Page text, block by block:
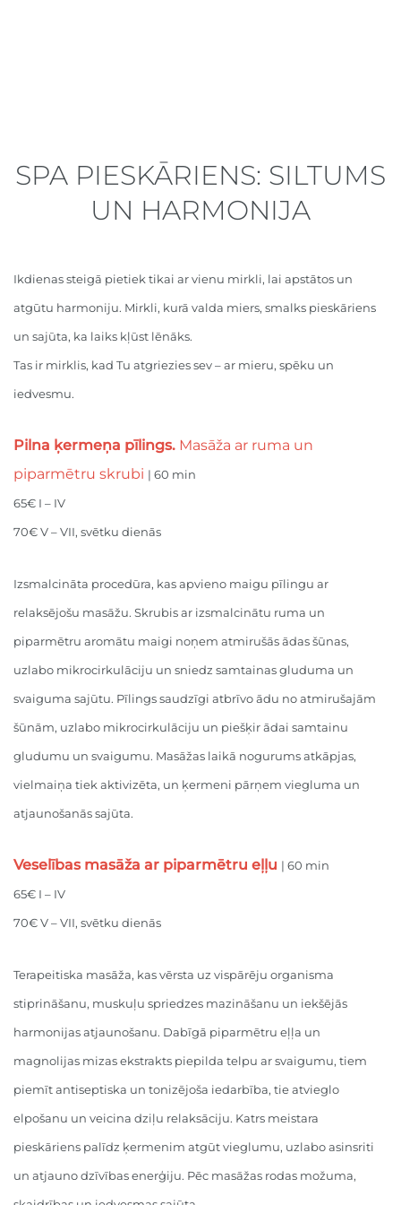
SPA PIESKĀRIENS: SILTUMS
UN HARMONIJA
Ikdienas steigā pietiek tikai ar vienu mirkli, lai apstātos un
atgūtu harmoniju. Mirkli, kurā valda miers, smalks pieskāriens
un sajūta, ka laiks kļūst lēnāks.
Tas ir mirklis, kad Tu atgriezies sev – ar mieru, spēku un
iedvesmu.
Pilna ķermeņa pīlings. Masāža ar ruma un
piparmētru skrubi | 60 min
65€ I – IV
70€ V – VII, svētku dienās
Izsmalcināta procedūra, kas apvieno maigu pīlingu ar
relaksējošu masāžu. Skrubis ar izsmalcinātu ruma un
piparmētru aromātu maigi noņem atmirušās ādas šūnas,
uzlabo mikrocirkulāciju un sniedz samtainas gluduma un
svaiguma sajūtu. Pīlings saudzīgi atbrīvo ādu no atmirušajām
šūnām, uzlabo mikrocirkulāciju un piešķir ādai samtainu
gludumu un svaigumu. Masāžas laikā nogurums atkāpjas,
vielmaiņa tiek aktivizēta, un ķermeni pārņem viegluma un
atjaunošanās sajūta.
Veselības masāža ar piparmētru eļļu | 60 min
65€ I – IV
70€ V – VII, svētku dienās
Terapeitiska masāža, kas vērsta uz vispārēju organisma
stiprināšanu, muskuļu spriedzes mazināšanu un iekšējās
harmonijas atjaunošanu. Dabīgā piparmētru eļļa un
magnolijas mizas ekstrakts piepilda telpu ar svaigumu, tiem
piemīt antiseptiska un tonizējoša iedarbība, tie atvieglo
elpošanu un veicina dziļu relaksāciju. Katrs meistara
pieskāriens palīdz ķermenim atgūt vieglumu, uzlabo asinsriti
un atjauno dzīvības enerģiju. Pēc masāžas rodas možuma,